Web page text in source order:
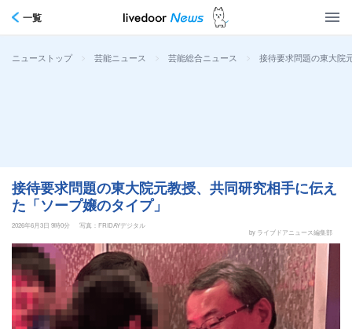
一覧
ニューストップ > 芸能ニュース > 芸能総合ニュース > 接待要求問題の東大院
接待要求問題の東大院元教授、共同研究相手に伝え
た「ソープ嬢のタイプ」
2026年6月3日 9時0分
写真：FRIDAYデジタル
by ライブドアニュース編集部